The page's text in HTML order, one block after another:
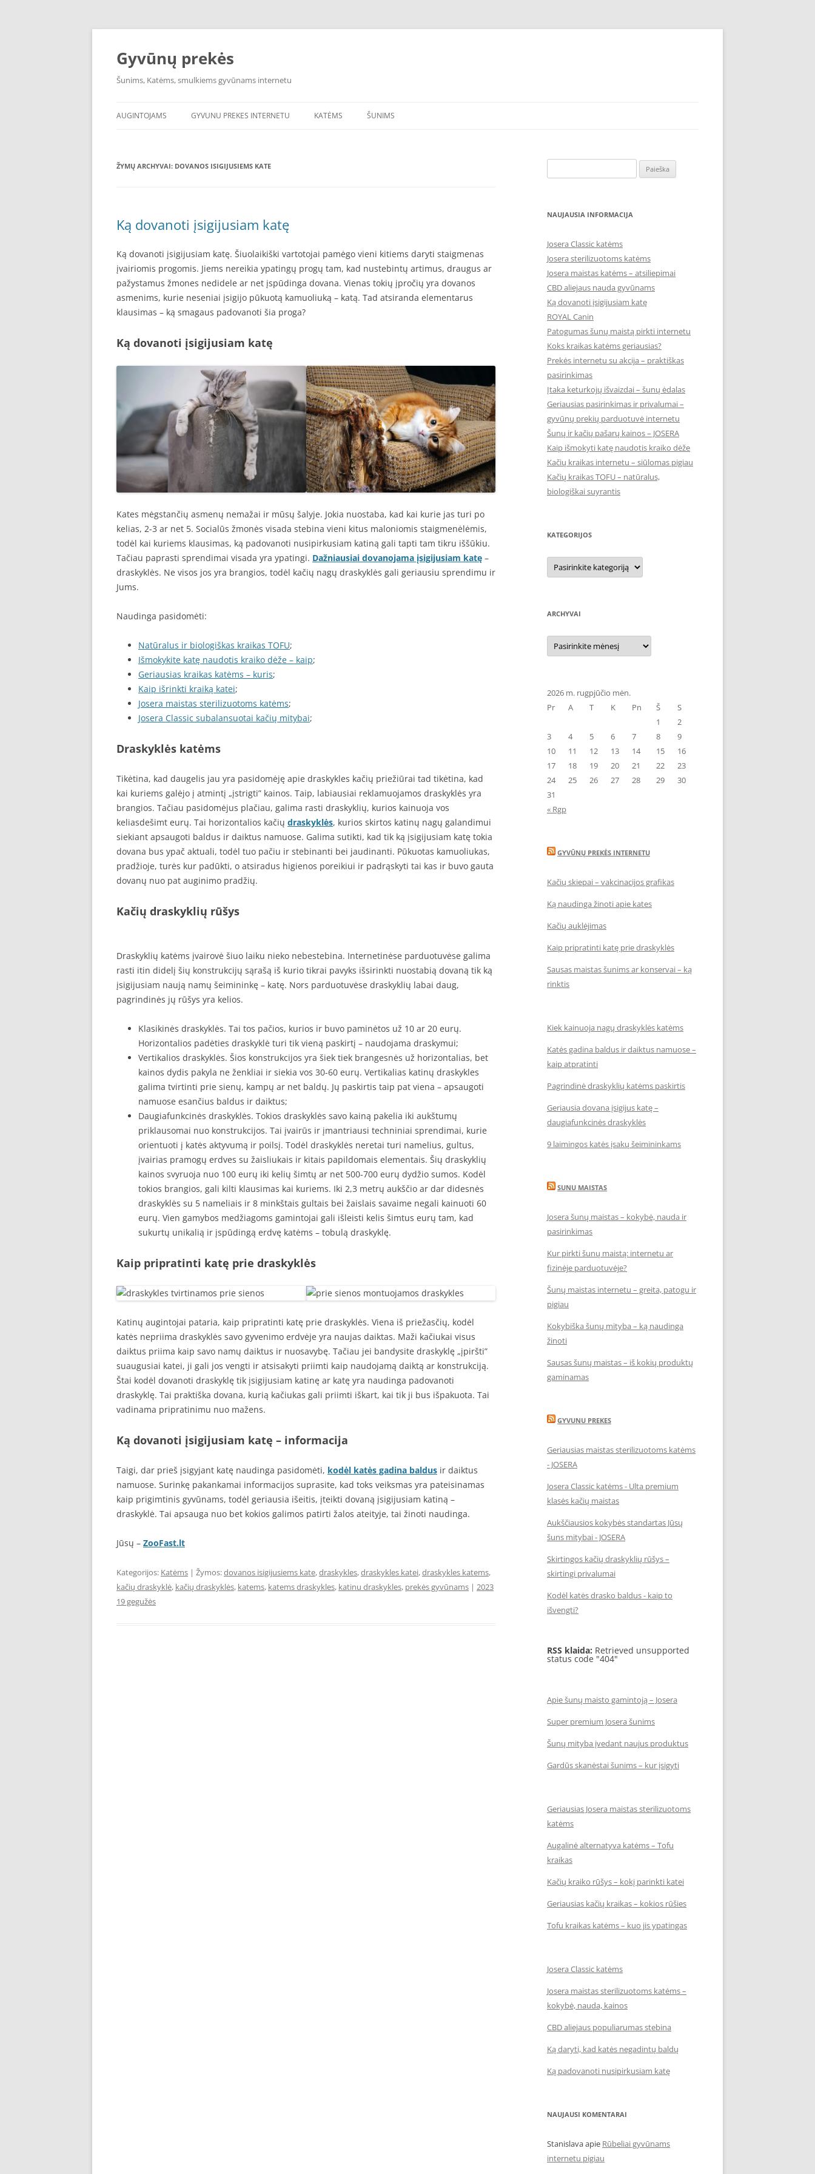
Pereiti
Gyvūnų prekės
Šunims, Katėms, smulkiems gyvūnams internetu
AUGINTOJAMS GYVUNU PREKES INTERNETU KATĖMS ŠUNIMS
ŽYMŲ ARCHYVAI: DOVANOS ISIGIJUSIEMS KATE
Ką dovanoti įsigijusiam katę
Ką dovanoti įsigijusiam katę. Šiuolaikiški vartotojai pamėgo vieni kitiems daryti staigmenas
įvairiomis progomis. Jiems nereikia ypatingų progų tam, kad nustebintų artimus, draugus ar
pažystamus žmones nedidele ar net įspūdinga dovana. Vienas tokių įpročių yra dovanos
asmenims, kurie neseniai įsigijo pūkuotą kamuoliuką – katą. Tad atsiranda elementarus
klausimas – ką smagaus padovanoti šia proga?
Ką dovanoti įsigijusiam katę
Kates mėgstančių asmenų nemažai ir mūsų šalyje. Jokia nuostaba, kad kai kurie jas turi po
kelias, 2-3 ar net 5. Socialūs žmonės visada stebina vieni kitus maloniomis staigmenėlėmis,
todėl kai kuriems klausimas, ką padovanoti nusipirkusiam katiną gali tapti tam tikru iššūkiu.
Tačiau paprasti sprendimai visada yra ypatingi. Dažniausiai dovanojama įsigijusiam katę –
draskyklės. Ne visos jos yra brangios, todėl kačių nagų draskyklės gali geriausiu sprendimu ir
Jums.
Naudinga pasidomėti:
Natūralus ir biologiškas kraikas TOFU;
Išmokykite katę naudotis kraiko dėže – kaip;
Geriausias kraikas katėms – kuris;
Kaip išrinkti kraiką katei;
Josera maistas sterilizuotoms katėms;
Josera Classic subalansuotai kačių mitybai;
Draskyklės katėms
Tikėtina, kad daugelis jau yra pasidomėję apie draskykles kačių priežiūrai tad tikėtina, kad
kai kuriems galėjo į atmintį „įstrigti” kainos. Taip, labiausiai reklamuojamos draskyklės yra
brangios. Tačiau pasidomėjus plačiau, galima rasti draskyklių, kurios kainuoja vos
keliasdešimt eurų. Tai horizontalios kačių draskyklės, kurios skirtos katinų nagų galandimui
siekiant apsaugoti baldus ir daiktus namuose. Galima sutikti, kad tik ką įsigijusiam katę tokia
dovana bus ypač aktuali, todėl tuo pačiu ir stebinanti bei jaudinanti. Pūkuotas kamuoliukas,
pradžioje, turės kur padūkti, o atsiradus higienos poreikiui ir padrąskyti tai kas ir buvo gauta
dovanų nuo pat auginimo pradžių.
Kačių draskyklių rūšys
Draskyklių katėms įvairovė šiuo laiku nieko nebestebina. Internetinėse parduotuvėse galima
rasti itin didelį šių konstrukcijų sąrašą iš kurio tikrai pavyks išsirinkti nuostabią dovaną tik ką
įsigijusiam naują namų šeimininkę – katę. Nors parduotuvėse draskyklių labai daug,
pagrindinės jų rūšys yra kelios.
Klasikinės draskyklės. Tai tos pačios, kurios ir buvo paminėtos už 10 ar 20 eurų.
Horizontalios padėties draskyklė turi tik vieną paskirtį – naudojama draskymui;
Vertikalios draskyklės. Šios konstrukcijos yra šiek tiek brangesnės už horizontalias, bet
kainos dydis pakyla ne ženkliai ir siekia vos 30-60 eurų. Vertikalias katinų draskykles
galima tvirtinti prie sienų, kampų ar net baldų. Jų paskirtis taip pat viena – apsaugoti
namuose esančius baldus ir daiktus;
Daugiafunkcinės draskyklės. Tokios draskyklės savo kainą pakelia iki aukštumų
priklausomai nuo konstrukcijos. Tai įvairūs ir įmantriausi techniniai sprendimai, kurie
orientuoti į katės aktyvumą ir poilsį. Todėl draskyklės neretai turi namelius, gultus,
įvairias pramogų erdves su žaisliukais ir kitais papildomais elementais. Šių draskyklių
kainos svyruoja nuo 100 eurų iki kelių šimtų ar net 500-700 eurų dydžio sumos. Kodėl
tokios brangios, gali kilti klausimas kai kuriems. Iki 2,3 metrų aukščio ar dar didesnės
draskyklės su 5 nameliais ir 8 minkštais gultais bei žaislais savaime negali kainuoti 60
eurų. Vien gamybos medžiagoms gamintojai gali išleisti kelis šimtus eurų tam, kad
sukurtų unikalią ir įspūdingą erdvę katėms – tobulą draskyklę.
Kaip pripratinti katę prie draskyklės
Katinų augintojai pataria, kaip pripratinti katę prie draskyklės. Viena iš priežasčių, kodėl
katės nepriima draskyklės savo gyvenimo erdvėje yra naujas daiktas. Maži kačiukai visus
daiktus priima kaip savo namų daiktus ir nuosavybę. Tačiau jei bandysite draskyklę „įpiršti”
suaugusiai katei, ji gali jos vengti ir atsisakyti priimti kaip naudojamą daiktą ar konstrukciją.
Štai kodėl dovanoti draskyklę tik įsigijusiam katinę ar katę yra naudinga padovanoti
draskyklę. Tai praktiška dovana, kurią kačiukas gali priimti iškart, kai tik ji bus išpakuota. Tai
vadinama pripratinimu nuo mažens.
Ką dovanoti įsigijusiam katę – informacija
Taigi, dar prieš įsigyjant katę naudinga pasidomėti, kodėl katės gadina baldus ir daiktus
namuose. Surinkę pakankamai informacijos suprasite, kad toks veiksmas yra pateisinamas
kaip prigimtinis gyvūnams, todėl geriausia išeitis, įteikti dovaną įsigijusiam katiną –
draskyklė. Tai apsauga nuo bet kokios galimos patirti žalos ateityje, tai žinoti naudinga.
Jūsų – ZooFast.lt
Kategorijos: Katėms | Žymos:dovanos isigijusiems kate,draskykles,draskykles katei,draskykles katems,
kačių draskyklė, kačių draskyklės, katems, katems draskykles, katinu draskykles, prekės gyvūnams | 2023
19 gegužės
NAUJAUSIA INFORMACIJA
Josera Classic katėms
Josera sterilizuotoms katėms
Josera maistas katėms – atsiliepimai
CBD aliejaus nauda gyvūnams
Ką dovanoti įsigijusiam katę
ROYAL Canin
Patogumas šunų maistą pirkti internetu
Koks kraikas katėms geriausias?
Prekės internetu su akcija – praktiškas
pasirinkimas
Įtaka keturkojų išvaizdai – šunų ėdalas
Geriausias pasirinkimas ir privalumai –
gyvūnų prekių parduotuvė internetu
Šunų ir kačių pašarų kainos – JOSERA
Kaip išmokyti katę naudotis kraiko dėže
Kačių kraikas internetu – siūlomas pigiau
Kačių kraikas TOFU – natūralus,
biologiškai suyrantis
KATEGORIJOS
Kategorijos
ARCHYVAI
Archyvai
2026 m. rugpjūčio mėn.
Pr
A T K Pn Š
S
1
2
3
4 5 6 7 8
9
10
11 12 13 14 15
16
17
18 19 20 21 22
23
24
25 26 27 28 29
30
31
« Rgp
GYVŪNŲ PREKĖS INTERNETU
Kačių skiepai – vakcinacijos grafikas
Ką naudinga žinoti apie kates
Kačių auklėjimas
Kaip pripratinti katę prie draskyklės
Sausas maistas šunims ar konservai – ką
rinktis
Kiek kainuoja nagų draskyklės katėms
Katės gadina baldus ir daiktus namuose –
kaip atpratinti
Pagrindinė draskyklių katėms paskirtis
Geriausia dovana įsigijus katę –
daugiafunkcinės draskyklės
9 laimingos katės įsakų šeimininkams
SUNU MAISTAS
Josera šunų maistas – kokybė, nauda ir
pasirinkimas
Kur pirkti šunų maistą: internetu ar
fizinėje parduotuvėje?
Šunų maistas internetu – greita, patogu ir
pigiau
Kokybiška šunų mityba – ką naudinga
žinoti
Sausas šunų maistas – iš kokių produktų
gaminamas
GYVUNU PREKES
Geriausias maistas sterilizuotoms katėms
- JOSERA
Josera Classic katėms - Ulta premium
klasės kačių maistas
Aukščiausios kokybės standartas Jūsų
šuns mitybai - JOSERA
Skirtingos kačių draskyklių rūšys –
skirtingi privalumai
Kodėl katės drasko baldus - kaip to
išvengti?
RSS klaida: Retrieved unsupported
status code "404"
Apie šunų maisto gamintoją – Josera
Super premium Josera šunims
Šunų mityba įvedant naujus produktus
Gardūs skanėstai šunims – kur įsigyti
Geriausias Josera maistas sterilizuotoms
katėms
Augalinė alternatyva katėms – Tofu
kraikas
Kačių kraiko rūšys – kokį parinkti katei
Geriausias kačių kraikas – kokios rūšies
Tofu kraikas katėms – kuo jis ypatingas
Josera Classic katėms
Josera maistas sterilizuotoms katėms –
kokybė, nauda, kainos
CBD aliejaus populiarumas stebina
Ką daryti, kad katės negadintų baldų
Ką padovanoti nusipirkusiam katę
NAUJAUSI KOMENTARAI
Stanislavaapie Rūbeliai gyvūnams
internetu pigiau